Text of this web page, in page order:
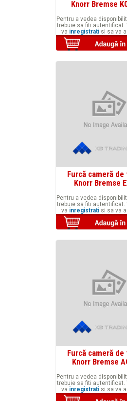
Knorr Bremse
Pentru a vedea
trebuie sa fiti autentificat.
va inregistrati si sa va
Furcă cameră de
Knorr Bremse
Pentru a vedea
trebuie sa fiti autentificat.
va inregistrati si sa va
Furcă cameră de
Knorr Bremse
Pentru a vedea
trebuie sa fiti autentificat.
va inregistrati si sa va